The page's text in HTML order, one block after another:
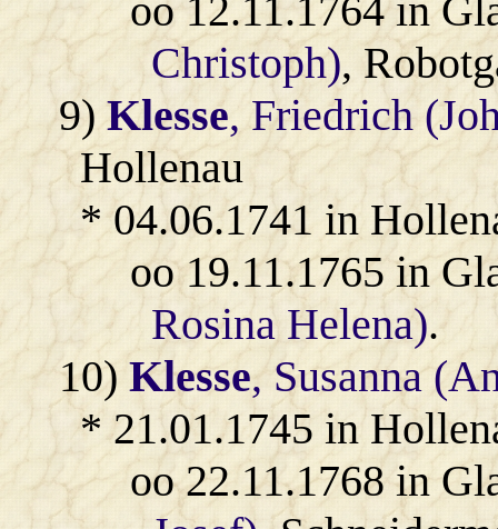
oo 12.11.1764 in
Christoph),
9)Klesse, Friedrich
Hollenau
* 04.06.1741 in
oo 19.11.1765 in
Rosina Helena).
10)Klesse, Susanna
* 21.01.1745 in
oo 22.11.1768 in